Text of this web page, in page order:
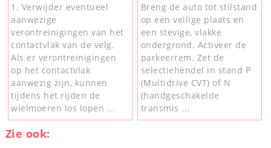
1. Verwijder eventueel
aanwezige
verontreinigingen van het
contactvlak van de velg.
Als er verontreinigingen
op het contactvlak
aanwezig zijn, kunnen
tijdens het rijden de
wielmoeren los lopen ...
Breng de auto tot stilstand
op een veilige plaats en
een stevige, vlakke
ondergrond. Activeer de
parkeerrem. Zet de
selectiehendel in stand P
(Multidrive CVT) of N
(handgeschakelde
transmis ...
Zie ook: